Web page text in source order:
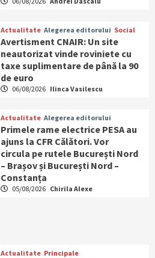
Actualitate Alegerea editorului Social
Avertisment CNAIR: Un site
neautorizat vinde roviniete cu
taxe suplimentare de până la 90
de euro
06/08/2026 Ilinca Vasilescu
Actualitate Alegerea editorului
Primele rame electrice PESA au
ajuns la CFR Călători. Vor
circula pe rutele București Nord
– Brașov și București Nord –
Constanța
05/08/2026 Chirila Alexe
Actualitate Principale